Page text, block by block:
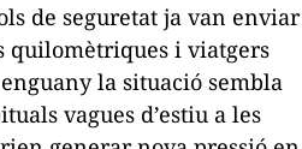
de seguretat ja van enviar
quilomètriques i viatgers
la situació sembla
vagues d’estiu a les